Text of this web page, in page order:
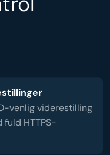
venlig viderestilling
HTTPS-